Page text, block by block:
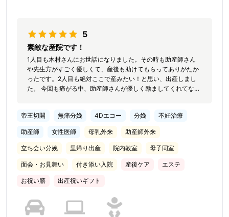
5
素敵な産院です！
1人目も木村さんにお世話になりました。その時も助産師さん
や先生方がすごく優しくて、産後も助けてもらってありがたか
ったです。2人目も絶対ここで産みたい！と思い、出産しまし
た。 今回も痛がる中、助産師さんが優しく励ましてくれてなん
帝王切開
無痛分娩 4Dエコー 分娩 不妊治療
助産師 女性医師 母乳外来 助産師外来
立ち会い分娩 里帰り出産 院内教室 母子同室
面会・お見舞い 付き添い入院 産後ケア エステ
お祝い膳 出産祝いギフト